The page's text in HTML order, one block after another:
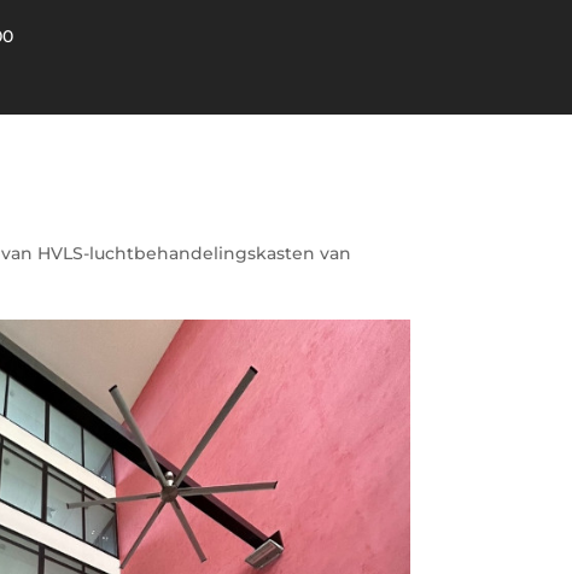
HVLS-luchtbehandelingskasten van